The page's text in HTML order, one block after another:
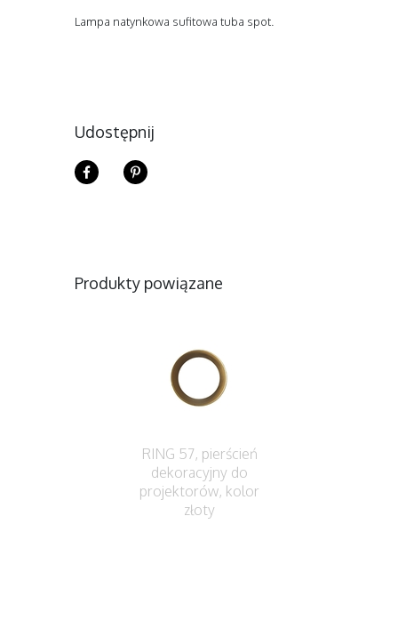
Lampa natynkowa sufitowa tuba spot.
Udostępnij
Produkty powiązane
RING 57, pierścień
dekoracyjny do
projektorów, kolor
złoty